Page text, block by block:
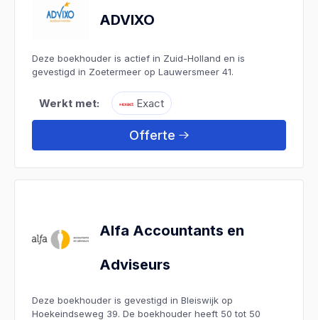
ADVIXO
Deze boekhouder is actief in Zuid-Holland en is
gevestigd in Zoetermeer op Lauwersmeer 41.
Werkt met: Exact
Offerte
Alfa Accountants en
Adviseurs
Deze boekhouder is gevestigd in Bleiswijk op
Hoekeindseweg 39. De boekhouder heeft 50 tot 50